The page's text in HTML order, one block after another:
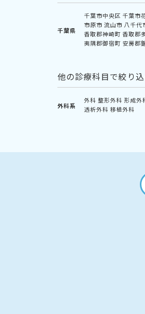
千葉県
千葉市中央区 千葉市
市原市 流山市 八千代
香取郡神崎町 香取郡
夷隅郡御宿町 安房郡
他の診療科目で絞り
外科系
外科 整形外科 形成外
透析外科 移植外科